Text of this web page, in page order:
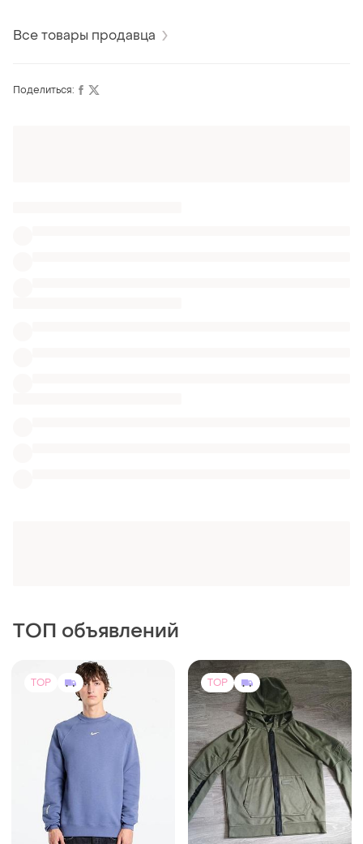
Все товары продавца
Поделиться:
2450 грн 350 грн
Nike